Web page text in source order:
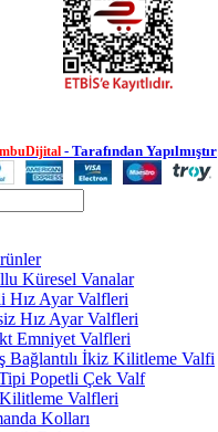
- Tarafından Yapılmıştır
Küresel Vanalar
Hız Ayar Valfleri
Hız Ayar Valfleri
Emniyet Valfleri
Bağlantılı İkiz Kilitleme Valfi
Popetli Çek Valf
Valfleri
Kolları